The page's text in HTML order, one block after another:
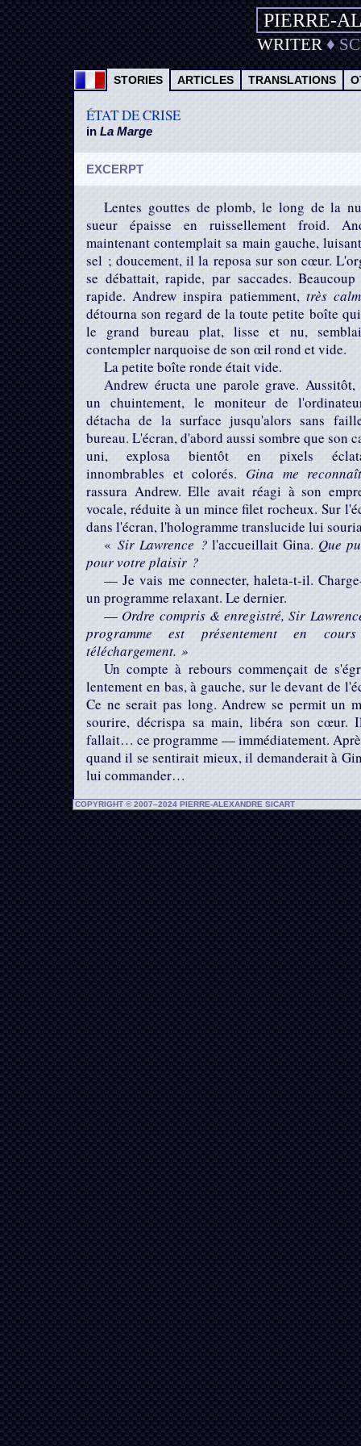
PIERRE-
WRITER♦
STORIES ARTICLES TRANSLATIONS
ÉTAT DE CRISE
in La Marge
EXCERPT
Lentes gouttes de plomb, le long de la
sueur épaisse en ruissellement froid.
maintenant contemplait sa main gauche,
sel ; doucement, il la reposa sur son cœur.
se débattait, rapide, par saccades.
rapide. Andrew inspira patiemment, très
détourna son regard de la toute petite boîte
le grand bureau plat, lisse et nu,
contempler narquoise de son œil rond et vide.
La petite boîte ronde était vide.
Andrew éructa une parole grave. Aussitôt,
un chuintement, le moniteur de
détacha de la surface jusqu'alors sans
bureau. L'écran, d'abord aussi sombre que son
uni, explosa bientôt en pixels
innombrables et colorés. Gina me
rassura Andrew. Elle avait réagi à son
vocale, réduite à un mince filet rocheux. Sur
dans l'écran, l'hologramme translucide lui
« Sir Lawrence ? l'accueillait Gina. Que
pour votre plaisir ?
— Je vais me connecter, haleta-t-il.
un programme relaxant. Le dernier.
— Ordre compris & enregistré, Sir
programme est présentement en
téléchargement. »
Un compte à rebours commençait de
lentement en bas, à gauche, sur le devant de
Ce ne serait pas long. Andrew se permit un
sourire, décrispa sa main, libéra son cœur.
fallait… ce programme — immédiatement.
quand il se sentirait mieux, il demanderait à
lui commander…
COPYRIGHT © 2007–2024 PIERRE-ALEXANDRE SICART